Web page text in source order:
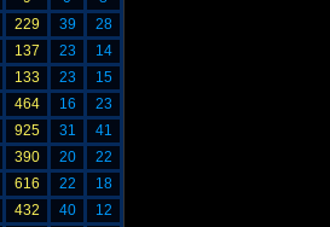
229 39
28
137 23
14
133 23
15
464 16
23
925 31
41
390 20
22
616 22
18
432 40
12